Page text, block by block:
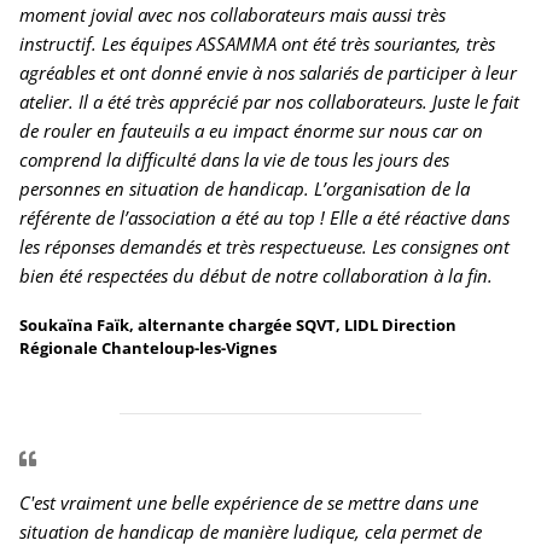
moment jovial avec nos collaborateurs mais aussi très
instructif. Les équipes ASSAMMA ont été très souriantes, très
agréables et ont donné envie à nos salariés de participer à leur
atelier. Il a été très apprécié par nos collaborateurs. Juste le fait
de rouler en fauteuils a eu impact énorme sur nous car on
comprend la difficulté dans la vie de tous les jours des
personnes en situation de handicap. L’organisation de la
référente de l’association a été au top ! Elle a été réactive dans
les réponses demandés et très respectueuse. Les consignes ont
bien été respectées du début de notre collaboration à la fin.
Soukaïna Faïk, alternante chargée SQVT, LIDL Direction
Régionale Chanteloup-les-Vignes
C'est vraiment une belle expérience de se mettre dans une
situation de handicap de manière ludique, cela permet de